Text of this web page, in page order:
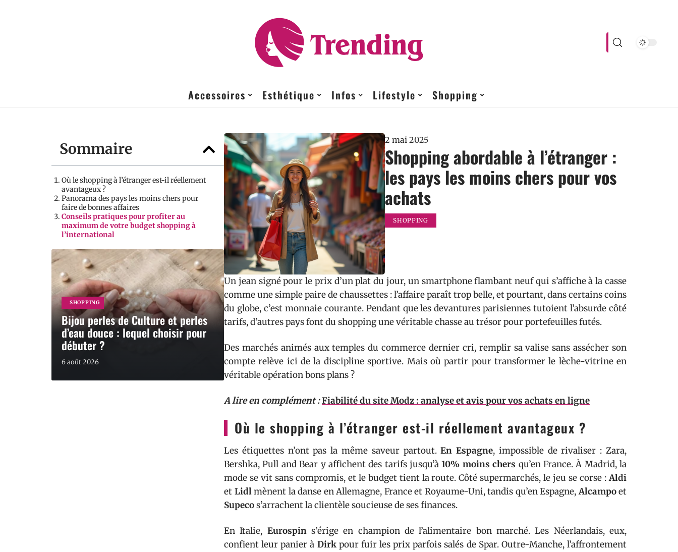
Accessoires Esthétique Infos Lifestyle Shopping
Sommaire
Où le shopping à l’étranger est-il réellement
avantageux ?
Panorama des pays les moins chers pour
faire de bonnes affaires
Conseils pratiques pour profiter au
maximum de votre budget shopping à
l’international
SHOPPING
Bijou perles de Culture et perles
d’eau douce : lequel choisir pour
débuter ?
6 août 2026
2 mai 2025
Shopping abordable à l’étranger :
les pays les moins chers pour vos
achats
SHOPPING
Un jean signé pour le prix d’un plat du jour, un smartphone flambant neuf qui s’affiche à la casse
comme une simple paire de chaussettes : l’affaire paraît trop belle, et pourtant, dans certains coins
du globe, c’est monnaie courante. Pendant que les devantures parisiennes tutoient l’absurde côté
tarifs, d’autres pays font du shopping une véritable chasse au trésor pour portefeuilles futés.
Des marchés animés aux temples du commerce dernier cri, remplir sa valise sans assécher son
compte relève ici de la discipline sportive. Mais où partir pour transformer le lèche-vitrine en
véritable opération bons plans ?
A lire en complément :Fiabilité du site Modz : analyse et avis pour vos achats en ligne
Où le shopping à l’étranger est-il réellement avantageux ?
Les étiquettes n’ont pas la même saveur partout.En Espagne, impossible de rivaliser : Zara,
Bershka, Pull and Bear y affichent des tarifs jusqu’à10% moins chers qu’en France. À Madrid, la
mode se vit sans compromis, et le budget tient la route. Côté supermarchés, le jeu se corse :Aldi
et Lidlmènent la danse en Allemagne, France et Royaume-Uni, tandis qu’en Espagne,Alcampoet
Supecos’arrachent la clientèle soucieuse de ses finances.
En Italie, Eurospins’érige en champion de l’alimentaire bon marché. Les Néerlandais, eux,
confient leur panier à Dirkpour fuir les prix parfois salés de Spar. Outre-Manche, l’affrontement